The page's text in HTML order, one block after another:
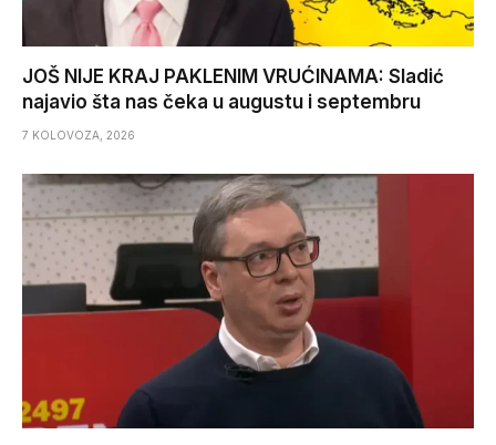
JOŠ NIJE KRAJ PAKLENIM VRUĆINAMA: Sladić
najavio šta nas čeka u augustu i septembru
7 KOLOVOZA, 2026